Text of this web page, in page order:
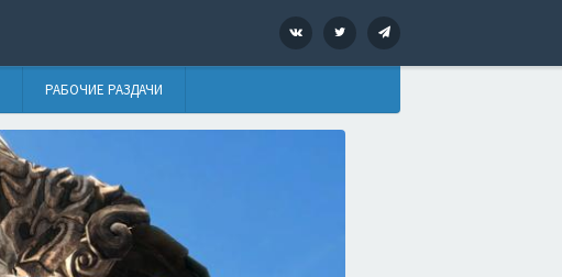
VK Twitter
РАБОЧИЕ РАЗДАЧИ